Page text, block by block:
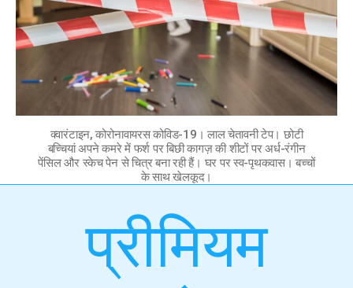
क्वारंटाइन, कोरोनावायरस कोविड-19। लाल चेतावनी टेप। छोटी
बच्चियां अपने कमरे में फर्श पर बिछी कागज़ की शीटों पर अर्ध-रंगीन
पेंसिल और स्केच पेन से चित्र बना रही हैं। घर पर स्व-पृथकवास। बच्चों
के साथ खेलकूद।
प्रीमियम